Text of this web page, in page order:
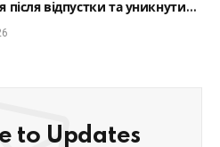
після відпустки та уникнути
to Updates